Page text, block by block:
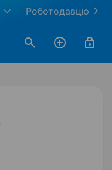
Роботодавцю